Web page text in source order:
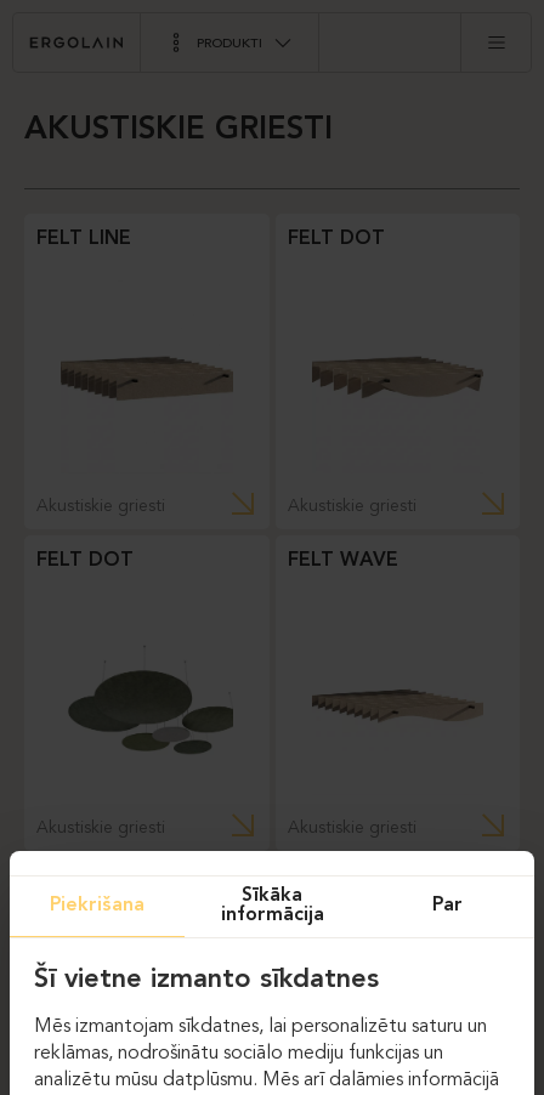
PRODUKTI
AKUSTISKIE GRIESTI
FELT LINE
Akustiskie griesti
FELT DOT
Akustiskie griesti
FELT DOT
Akustiskie griesti
FELT WAVE
Akustiskie griesti
E-pasts
Piekrišana
Sīkāka
informācija
Par
Šī vietne izmanto sīkdatnes
Mēs izmantojam sīkdatnes, lai personalizētu saturu un
reklāmas, nodrošinātu sociālo mediju funkcijas un
analizētu mūsu datplūsmu. Mēs arī dalāmies informācijā